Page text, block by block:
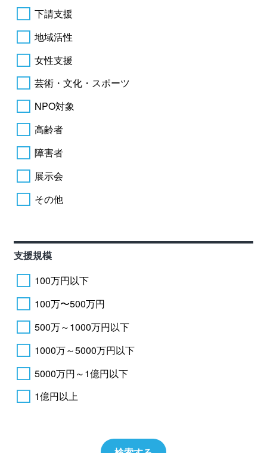
下請支援
地域活性
女性支援
芸術・文化・スポーツ
NPO対象
高齢者
障害者
展示会
その他
支援規模
100万円以下
100万〜500万円
500万～1000万円以下
1000万～5000万円以下
5000万円～1億円以下
1億円以上